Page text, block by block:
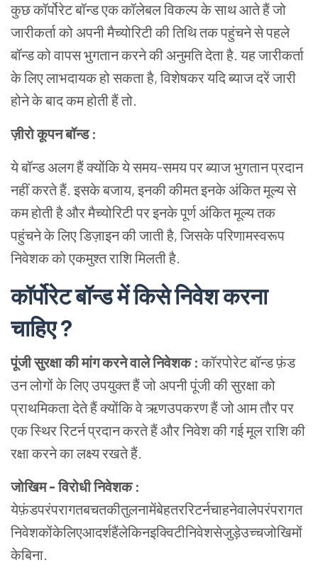
कुछ कॉर्पोरेट बॉन्ड एक कॉलेबल विकल्प के साथ आते हैं जो
जारीकर्ता को अपनी मैच्योरिटी की तिथि तक पहुंचने से पहले
बॉन्ड को वापस भुगतान करने की अनुमति देता है. यह जारीकर्ता
के लिए लाभदायक हो सकता है, विशेषकर यदि ब्याज दरें जारी
होने के बाद कम होती हैं तो.
ज़ीरो कूपन बॉन्ड :
ये बॉन्ड अलग हैं क्योंकि ये समय-समय पर ब्याज भुगतान प्रदान
नहीं करते हैं. इसके बजाय, इनकी कीमत इनके अंकित मूल्य से
कम होती है और मैच्योरिटी पर इनके पूर्ण अंकित मूल्य तक
पहुंचने के लिए डिज़ाइन की जाती है, जिसके परिणामस्वरूप
निवेशक को एकमुश्त राशि मिलती है.
कॉर्पोरेट बॉन्ड में किसे निवेश करना
चाहिए ?
पूंजी सुरक्षा की मांग करने वाले निवेशक :कॉरपोरेट बॉन्ड फ़ंड
उन लोगों के लिए उपयुक्त हैं जो अपनी पूंजी की सुरक्षा को
प्राथमिकता देते हैं क्योंकि वे ऋणउपकरण हैं जो आम तौर पर
एक स्थिर रिटर्न प्रदान करते हैं और निवेश की गई मूल राशि की
रक्षा करने का लक्ष्य रखते हैं.
जोखिम - विरोधी निवेशक :
येफ़ंडपरंपरागतबचतकीतुलनामेंबेहतररिटर्नचाहनेवालेपरंपरागत
निवेशकोंकेलिएआदर्शहैंलेकिनइक्विटीनिवेशसेजुड़ेउच्चजोखिमों
केबिना.